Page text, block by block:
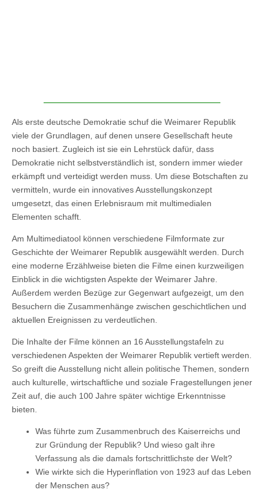
Als erste deutsche Demokratie schuf die Weimarer Republik
viele der Grundlagen, auf denen unsere Gesellschaft heute
noch basiert. Zugleich ist sie ein Lehrstück dafür, dass
Demokratie nicht selbstverständlich ist, sondern immer wieder
erkämpft und verteidigt werden muss. Um diese Botschaften zu
vermitteln, wurde ein innovatives Ausstellungskonzept
umgesetzt, das einen Erlebnisraum mit multimedialen
Elementen schafft.
Am Multimediatool können verschiedene Filmformate zur
Geschichte der Weimarer Republik ausgewählt werden. Durch
eine moderne Erzählweise bieten die Filme einen kurzweiligen
Einblick in die wichtigsten Aspekte der Weimarer Jahre.
Außerdem werden Bezüge zur Gegenwart aufgezeigt, um den
Besuchern die Zusammenhänge zwischen geschichtlichen und
aktuellen Ereignissen zu verdeutlichen.
Die Inhalte der Filme können an 16 Ausstellungstafeln zu
verschiedenen Aspekten der Weimarer Republik vertieft werden.
So greift die Ausstellung nicht allein politische Themen, sondern
auch kulturelle, wirtschaftliche und soziale Fragestellungen jener
Zeit auf, die auch 100 Jahre später wichtige Erkenntnisse
bieten.
Was führte zum Zusammenbruch des Kaiserreichs und
zur Gründung der Republik? Und wieso galt ihre
Verfassung als die damals fortschrittlichste der Welt?
Wie wirkte sich die Hyperinflation von 1923 auf das Leben
der Menschen aus?